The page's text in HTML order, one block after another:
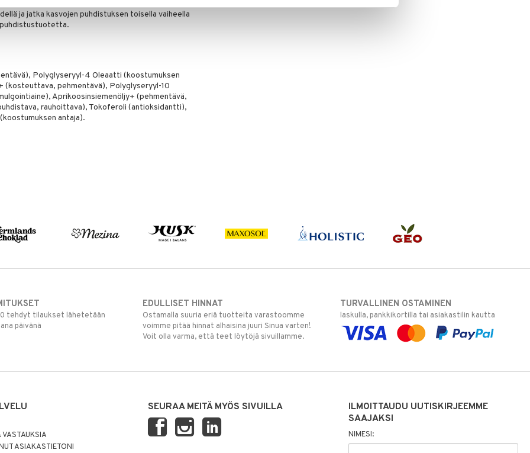
ja jatka kasvojen puhdistuksen toisella vaiheella
Polyglyseryyl-4 Oleaatti (koostumuksen
(kosteuttava, pehmentävä), Polyglyseryyl-10
Aprikoosinsiemenöljy+ (pehmentävä,
rauhoittava), Tokoferoli (antioksidantti),
antaja).
tehdyt tilaukset lähetetään
päivänä
EDULLISET HINNAT
Ostamalla suuria eriä tuotteita varastoomme
voimme pitää hinnat alhaisina juuri Sinua varten!
Voit olla varma, että teet löytöjä sivuillamme.
TURVALLINEN OSTAMINEN
laskulla, pankkikortilla tai asiakastilin kautta
ASIAKASTIETONI
SEURAA MEITÄ MYÖS SIVUILLA
ILMOITTAUDU UUTISKIRJEEMME
SAAJAKSI
NIMESI: